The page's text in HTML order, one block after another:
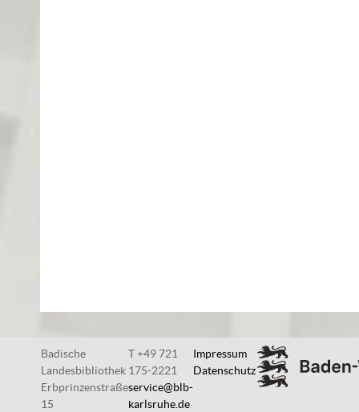
Badische
Landesbibliothek
Erbprinzenstraße
15
T +49 721
175-2221
service@blb-
karlsruhe.de
Impressum
Datenschutz